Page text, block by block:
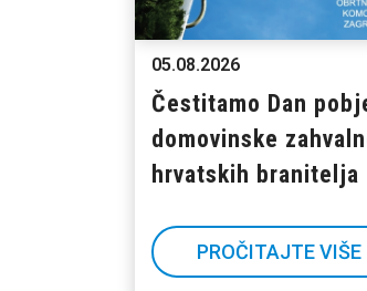
05.08.2026
Čestitamo Dan
domovinske
hrvatskih branitelja
PROČITAJTE VIŠE